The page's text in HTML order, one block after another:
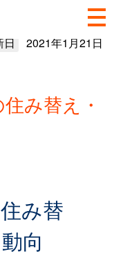
日 2021年1月21日
み替え・
み替
向